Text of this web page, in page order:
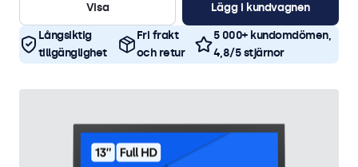
Visa
Lägg i kundvagnen
Långsiktig
tillgänglighet
Fri frakt
och retur
5 000+ kundomdömen,
4,8/5 stjärnor